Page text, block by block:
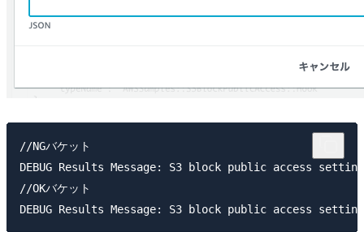
//NGバケット
DEBUG Results Message: S3 block public access
//OKバケット